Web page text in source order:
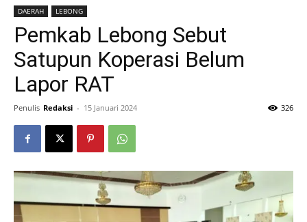
DAERAH LEBONG
Pemkab Lebong Sebut
Satupun Koperasi Belum
Lapor RAT
Penulis Redaksi - 15 Januari 2024 326